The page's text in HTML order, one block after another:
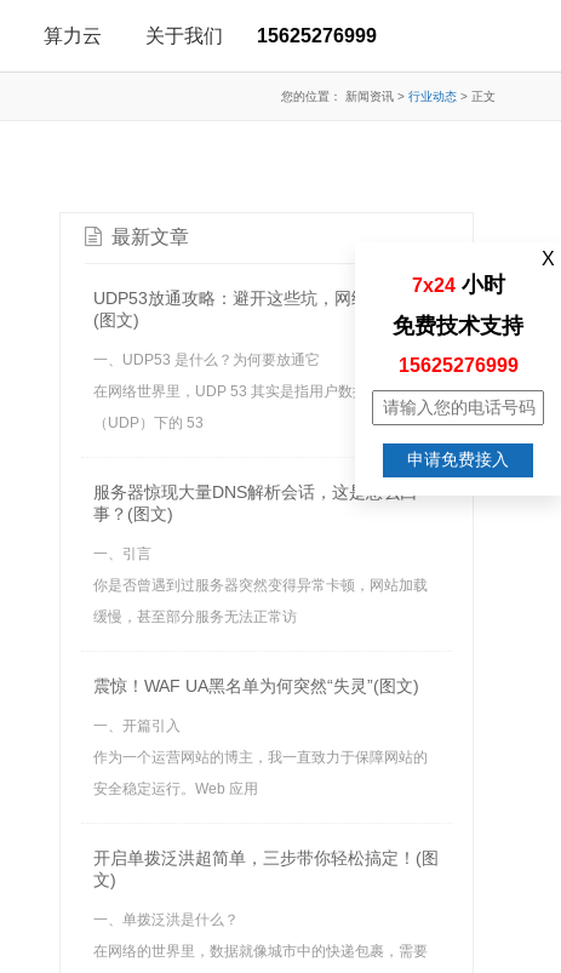
15625276999
算力云 关于我们
您的位置：新闻资讯 >行业动态 >正文
最新文章
UDP53放通攻略：避开这些坑，网络畅通无阻
(图文)
一、UDP53 是什么？为何要放通它
在网络世界里，UDP 53 其实是指用户数据报协议
（UDP）下的 53
服务器惊现大量DNS解析会话，这是怎么回
事？(图文)
一、引言
你是否曾遇到过服务器突然变得异常卡顿，网站加载
缓慢，甚至部分服务无法正常访
震惊！WAF UA黑名单为何突然“失灵”(图文)
一、开篇引入
作为一个运营网站的博主，我一直致力于保障网站的
安全稳定运行。Web 应用
开启单拨泛洪超简单，三步带你轻松搞定！(图
文)
一、单拨泛洪是什么？
在网络的世界里，数据就像城市中的快递包裹，需要
X
7x24小时
免费技术支持
15625276999
申请免费接入